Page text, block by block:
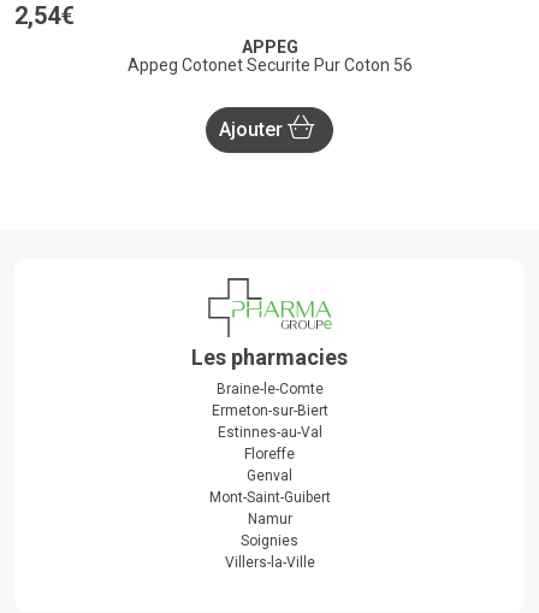
2,54€
APPEG
Appeg Cotonet Securite Pur Coton 56
Ajouter
Les pharmacies
Braine-le-Comte
Ermeton-sur-Biert
Estinnes-au-Val
Floreffe
Genval
Mont-Saint-Guibert
Namur
Soignies
Villers-la-Ville